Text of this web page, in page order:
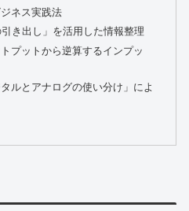
ネス実践法
き出し」を活用した情報整理
プットから逆算するインプッ
ルとアナログの使い分け」によ